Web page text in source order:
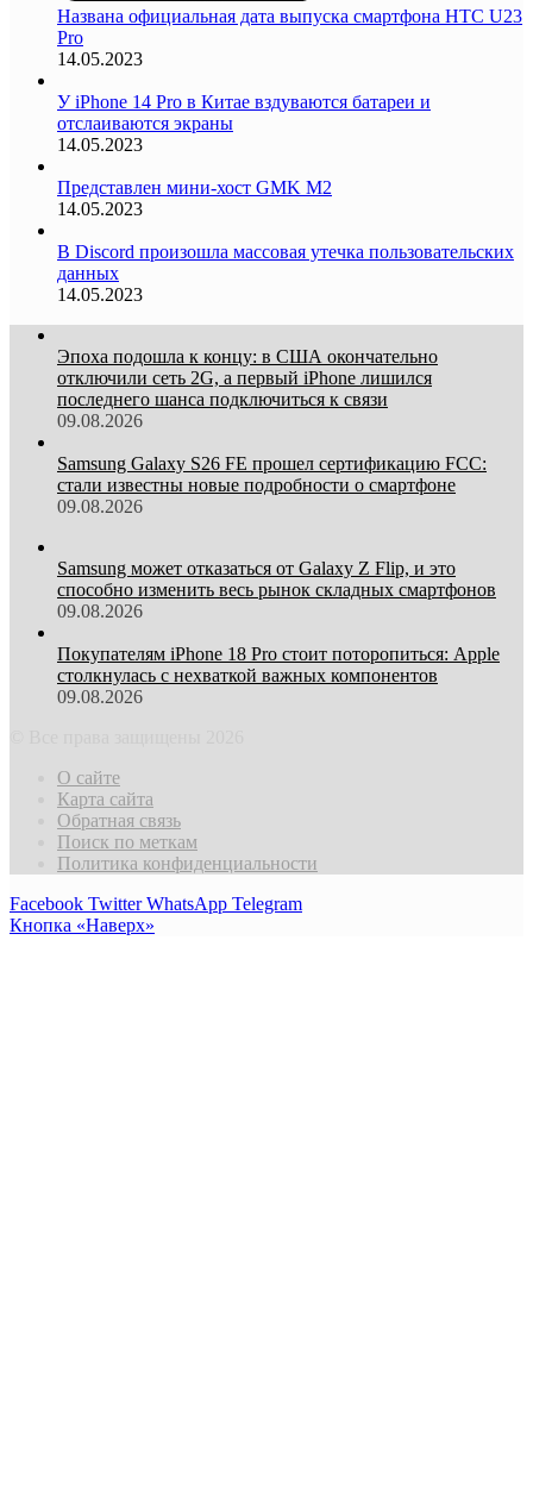
Названа официальная дата выпуска смартфона HTC U23
Pro
14.05.2023
У iPhone 14 Pro в Китае вздуваются батареи и
отслаиваются экраны
14.05.2023
Представлен мини-хост GMK M2
14.05.2023
В Discord произошла массовая утечка пользовательских
данных
14.05.2023
Эпоха подошла к концу: в США окончательно
отключили сеть 2G, а первый iPhone лишился
последнего шанса подключиться к связи
09.08.2026
Samsung Galaxy S26 FE прошел сертификацию FCC:
стали известны новые подробности о смартфоне
09.08.2026
Samsung может отказаться от Galaxy Z Flip, и это
способно изменить весь рынок складных смартфонов
09.08.2026
Покупателям iPhone 18 Pro стоит поторопиться: Apple
столкнулась с нехваткой важных компонентов
09.08.2026
О сайте
Карта сайта
Обратная связь
Поиск по меткам
Политика конфиденциальности
Facebook Twitter WhatsApp Telegram
Кнопка «Наверх»